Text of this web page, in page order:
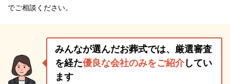
でご相談ください。
みんなが選んだお葬式では、厳選審査
を経た優良な会社のみをご紹介してい
ます